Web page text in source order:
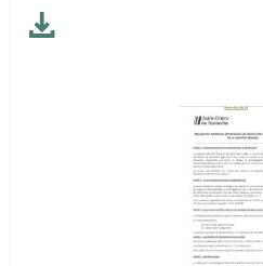
Télécharger